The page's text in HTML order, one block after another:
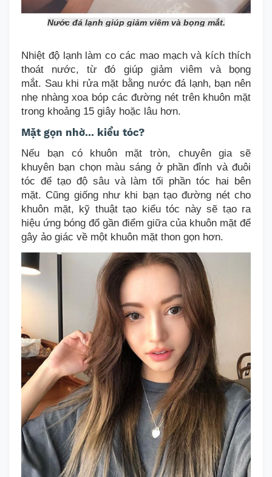
Nước đá lạnh giúp giảm viêm và bọng mắt.
Nhiệt độ lạnh làm co các mao mạch và kích thích
thoát nước, từ đó giúp giảm viêm và bọng
mắt. Sau khi rửa mặt bằng nước đá lạnh, bạn nên
nhẹ nhàng xoa bóp các đường nét trên khuôn mặt
trong khoảng 15 giây hoặc lâu hơn.
Mặt gọn nhờ... kiểu tóc?
Nếu bạn có khuôn mặt tròn, chuyên gia sẽ
khuyên bạn chọn màu sáng ở phần đỉnh và đuôi
tóc để tạo độ sâu và làm tối phần tóc hai bên
mặt. Cũng giống như khi bạn tạo đường nét cho
khuôn mặt, kỹ thuật tạo kiểu tóc này sẽ tạo ra
hiệu ứng bóng đổ gần điểm giữa của khuôn mặt để
gây ảo giác về một khuôn mặt thon gọn hơn.